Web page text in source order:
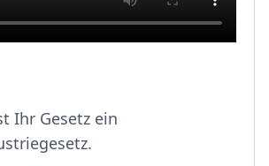
Ihr Gesetz ein